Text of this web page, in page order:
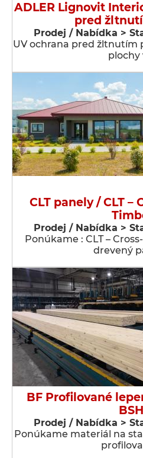
ADLER Lignovit
pred
Prodej / Nabídka >
UV ochrana pred žltnutím
plochy
CLT panely / CLT –
Prodej / Nabídka >
Ponúkame : CLT –
drevený
BF Profilované
Prodej / Nabídka >
Ponúkame materiál na